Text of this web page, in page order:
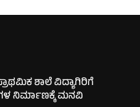
ಶಾಲೆ ವಿದ್ಯಾಗಿರಿಗೆ
ನಿರ್ಮಾಣಕ್ಕೆ ಮನವಿ